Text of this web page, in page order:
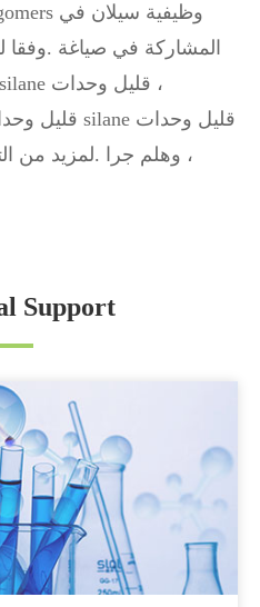
المشاركة في صياغة .وفقا
، وهلم جرا .لمزيد من
Support